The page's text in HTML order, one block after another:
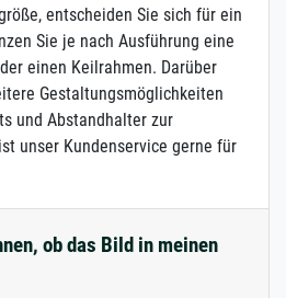
entscheiden Sie sich für ein
Sie je nach Ausführung eine
einen Keilrahmen. Darüber
Gestaltungsmöglichkeiten
und Abstandhalter zur
unser Kundenservice gerne für
ob das Bild in meinen